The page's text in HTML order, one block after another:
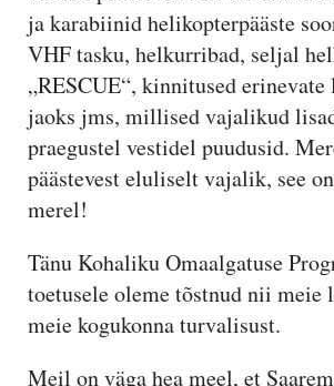
ja karabiinid helikopterpääste
VHF tasku, helkurribad, seljal
„RESCUE“, kinnitused erinevate
jaoks jms, millised vajalikud
praegustel vestidel puudusid.
päästevest eluliselt vajalik, see
merel!
Tänu Kohaliku Omaalgatuse
toetusele oleme tõstnud nii
meie kogukonna turvalisust.
Meil on väga hea meel, et